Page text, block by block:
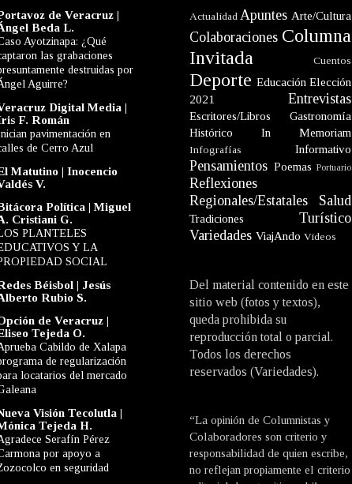
de Veracruz |
Beda L.
Ayotzinapa: ¿Qué
las grabaciones
destruidas por
Aguirre?
Digital Media |
F. Román
pavimentación en
de Cerro Azul
Matutino | Inocencio
V.
Política | Miguel
Cristiani G.
PLANTELES
Y LA
SOCIAL
Béisbol | Jesús
Rubio S.
de Veracruz |
Tejeda O.
Cabildo de Xalapa
de regularización
locatarios del mercado
Visión Tecolutla |
Tejeda H.
Serafín Pérez
por apoyo a
en seguridad
Actualidad Apuntes Arte/Cultura
Colaboraciones Columna
Invitada
Cuentos
Deporte Educación Elección
2021
Entrevistas
Escritores/Libros
Gastronomía
Histórico
In Memoriam
Infografías Informativo
Pensamientos Poemas Portuario
Reflexiones
Regionales/Estatales
Salud
Tradiciones
Turístico
Variedades ViajAndo Videos
Del material contenido en este
sitio web (fotos y textos),
queda prohibida su
reproducción total o parcial.
Todos los derechos
reservados (Variedades).
“La opinión de Columnistas y
Colaboradores son criterio y
responsabilidad de quien escribe,
no reflejan propiamente el criterio